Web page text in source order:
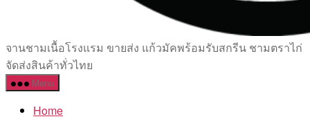
เซรามิค
ครบ
ครัน
จานชามเนื้อโรงแรม ขายส่ง แก้วมัคพร้อมรับสกรีน ชามตราไก่
จัดส่งสินค้าทั่วไทย
Menu
Home